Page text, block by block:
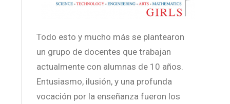
Todo esto y mucho más se plantearon
un grupo de docentes que trabajan
actualmente con alumnas de 10 años.
Entusiasmo, ilusión, y una profunda
vocación por la enseñanza fueron los